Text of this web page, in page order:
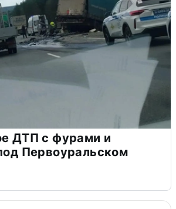
ДТП с фурами и
Первоуральском